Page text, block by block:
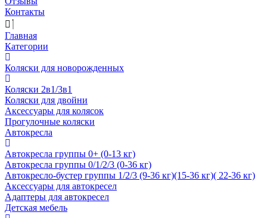
Контакты
Главная
Категории
Коляски для новорожденных
Коляски 2в1/3в1
Коляски для двойни
Аксессуары для колясок
Прогулочные коляски
Автокресла
Автокресла группы 0+ (0-13 кг)
Автокресла группы 0/1/2/3 (0-36 кг)
Автокресло-бустер группы 1/2/3 (9-36 кг)(15-36 кг)( 22-36 кг)
Аксессуары для автокресел
Адаптеры для автокресел
Детская мебель